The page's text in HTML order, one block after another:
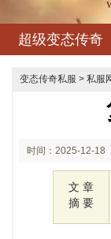
超级变态传奇
变态传奇私服 > 私服
时间：2025-12-18
文 章
摘 要